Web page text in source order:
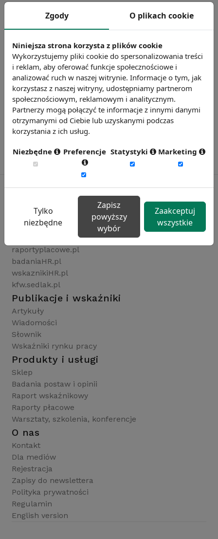
Chcesz wiedzieć więcej?
Zobacz więcej wiadomości
Rynekpracy.pl
sedlak.pl
raportyplacowe.pl
badaniaHR.pl
wskaznikiHR.pl
kfw.sedlak.pl
Publikacje i wskaźniki
Artykuły
Wiadomości
Słownik
Wskaźniki rynku pracy
Produkty i usługi
Sklep
Badania postaw i opinii
Raport wskaźnikowy
Raporty płacowe
Warsztaty, szkolenia, konferencje
O nas
Kontakt
Dla mediów
Rejestracja
Zapisy do newslettera
Polityka prywatności
Regulamin
English version
Zgody O plikach cookie
Niniejsza strona korzysta z plików cookie
Wykorzystujemy pliki cookie do spersonalizowania treści
i reklam, aby oferować funkcje społecznościowe i
analizować ruch w naszej witrynie. Informacje o tym, jak
korzystasz z naszej witryny, udostępniamy partnerom
społecznościowym, reklamowym i analitycznym.
Partnerzy mogą połączyć te informacje z innymi danymi
otrzymanymi od Ciebie lub uzyskanymi podczas
korzystania z ich usług.
Niezbędne Preferencje Statystyki Marketing
Tylko
niezbędne
Zapisz
powyższy
wybór
Zaakceptuj
wszystkie